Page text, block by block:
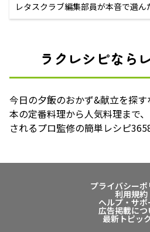
レタスクラブ編集部員が本音で選ん
ラクレシピなら
今日の夕飯のおかず&献立を探
本の定番料理から人気料理まで
されるプロ監修の簡単レシピ
プライバシーポ
利用規約
ヘルプ・サポ
広告掲載につ
最新トピッ